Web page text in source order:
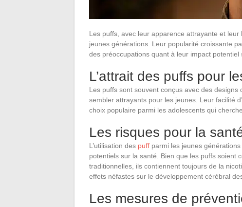
Les puffs, avec leur apparence attrayante et
jeunes générations. Leur popularité croissante
des préoccupations quant à leur impact potentiel
L’attrait des puffs pour
Les puffs sont souvent conçus avec des
sembler attrayants pour les jeunes. Leur facilité
choix populaire parmi les adolescents qui
Les risques pour la
L’utilisation des puff parmi les jeunes
potentiels sur la santé. Bien que les puffs soient
traditionnelles, ils contiennent toujours de la
effets néfastes sur le développement cérébral
Les mesures de